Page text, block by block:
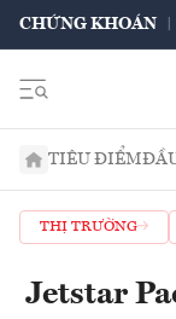
CHỨNG KHOÁN
TIÊU ĐIỂM
THỊ TRƯỜNG
Jetstar